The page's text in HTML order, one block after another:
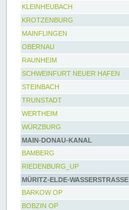
KLEINHEUBACH
KROTZENBURG
MAINFLINGEN
OBERNAU
RAUNHEIM
SCHWEINFURT NEUER HAFEN
STEINBACH
TRUNSTADT
WERTHEIM
WÜRZBURG
MAIN-DONAU-KANAL
BAMBERG
RIEDENBURG_UP
MÜRITZ-ELDE-WASSERSTRASSE
BARKOW OP
BOBZIN OP